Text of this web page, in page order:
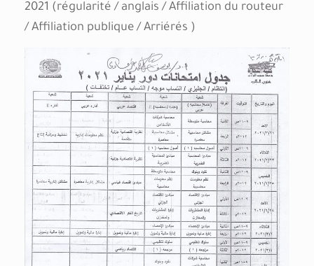
2021 (régularité / anglais / Affiliation du routeur
/ Affiliation publique / Arriérés )